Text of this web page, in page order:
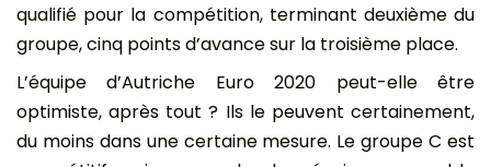
qualifié pour la compétition, terminant deuxième du
groupe, cinq points d’avance sur la troisième place.
L’équipe d’Autriche Euro 2020 peut-elle être
optimiste, après tout ? Ils le peuvent certainement,
du moins dans une certaine mesure. Le groupe C est